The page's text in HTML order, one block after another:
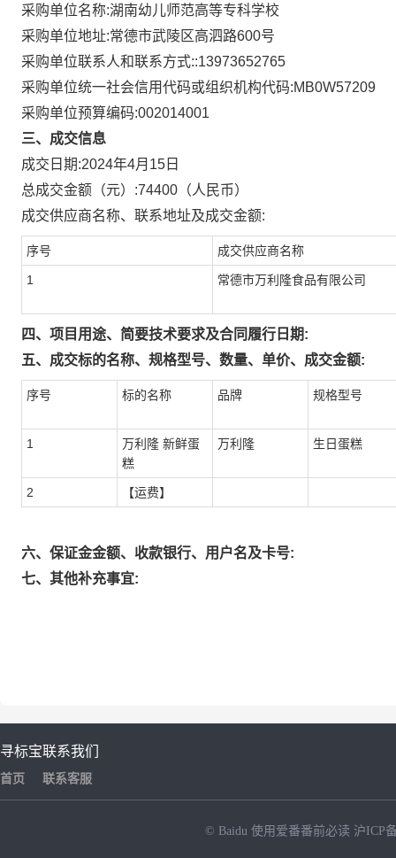
采购单位名称:湖南幼儿师范高等专科学校
采购单位地址:常德市武陵区高泗路600号
采购单位联系人和联系方式::13973652765
采购单位统一社会信用代码或组织机构代码:MB0W57209
采购单位预算编码:002014001
三、成交信息
成交日期:2024年4月15日
总成交金额（元）:74400 （人民币）
成交供应商名称、联系地址及成交金额:
序号 成交供应商名称
1 常德市万利隆食品有限公司
四、项目用途、简要技术要求及合同履行日期:
五、成交标的名称、规格型号、数量、单价、成交金额:
序号 标的名称 品牌 规格型号
1
万利隆 新鲜蛋
糕
万利隆 生日蛋糕
2 【运费】
六、保证金金额、收款银行、用户名及卡号:
七、其他补充事宜:
寻标宝
首页
联系我们
联系客服
© Baidu 使用爱番番前必读 沪ICP